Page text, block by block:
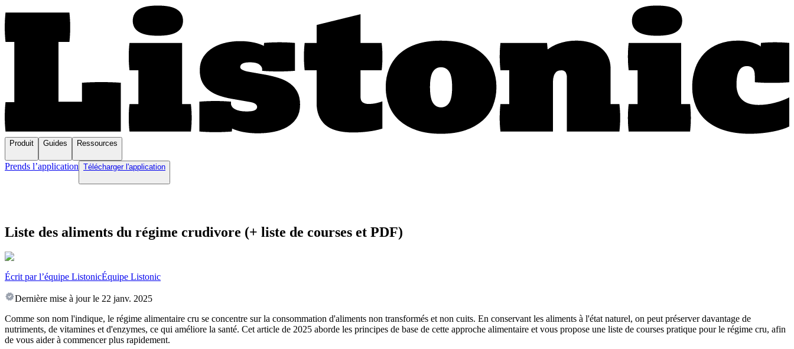
Produit Guides Ressources
Prends l’application Télécharger l'application
Liste des aliments du régime crudivore (+ liste de courses et PDF)
Écrit par l’équipe ListonicÉquipe Listonic
Dernière mise à jour le 22 janv. 2025
Comme son nom l'indique, le régime alimentaire cru se concentre sur la consommation d'aliments non transformés et non cuits. En conservant les aliments à l'état naturel, on peut préserver davantage de
nutriments, de vitamines et d'enzymes, ce qui améliore la santé. Cet article de 2025 aborde les principes de base de cette approche alimentaire et vous propose une liste de courses pratique pour le régime cru, afin
de vous aider à commencer plus rapidement.